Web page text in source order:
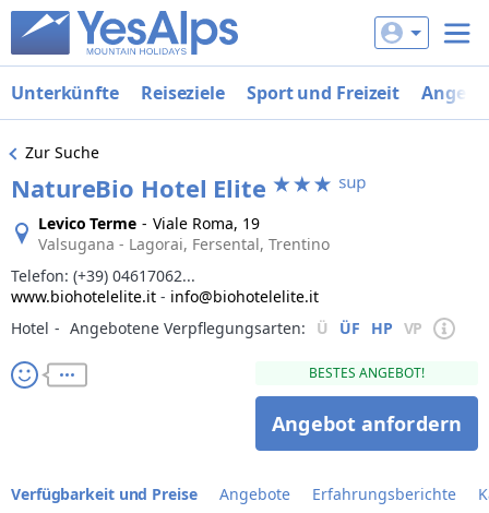
Unterkünfte Reiseziele Sport und Freizeit
Zur Suche
NatureBio Hotel Elite
Levico Terme - Viale Roma, 19
Valsugana - Lagorai, Fersental, Trentino
Telefon: (+39) 04617062...
www.biohotelelite.it - info@biohotelelite.it
Hotel ‐ Angebotene Verpflegungsarten: Ü ÜF HP VP
BESTES ANGEBOT!
Angebot anfordern
Verfügbarkeit und Preise Angebote Erfahrungsberichte